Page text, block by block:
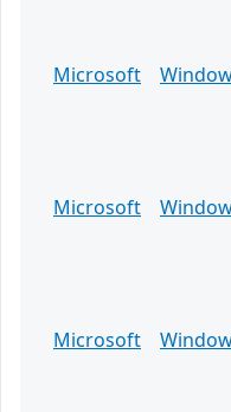
Microsoft
Microsoft
Microsoft